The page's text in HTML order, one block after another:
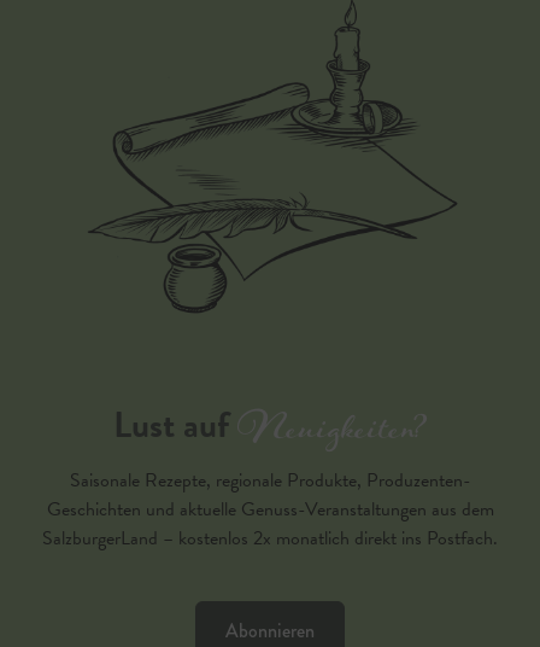
Lust aufNeuigkeiten?
Saisonale Rezepte, regionale Produkte, Produzenten-
Geschichten und aktuelle Genuss-Veranstaltungen aus dem
SalzburgerLand – kostenlos 2x monatlich direkt ins Postfach.
Abonnieren